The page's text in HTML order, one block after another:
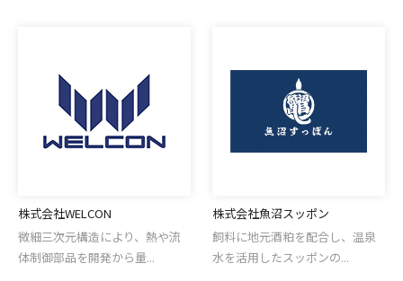
株式会社WELCON
微細三次元構造により、熱や流
体制御部品を開発から量...
株式会社魚沼スッポン
飼料に地元酒粕を配合し、温泉
水を活用したスッポンの...